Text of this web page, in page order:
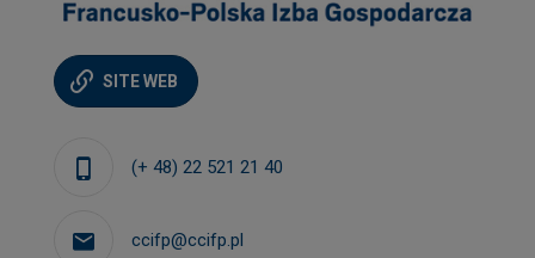
SITE WEB
(+ 48) 22 521 21 40
ccifp@ccifp.pl